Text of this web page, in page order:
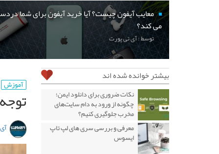
معایب آیفون چیست؟ آیا خرید آیفون برای شما
می کند؟
توسط : آی تی پورت
آموزش
بیشتر خوانده شده اند
نکات ضروری برای دانلود ایمن؛
چگونه از ورود به دام سایت‌های
مخرب جلوگیری کنیم؟
معرفی و بررسی سری های لپ تاپ
ایسوس